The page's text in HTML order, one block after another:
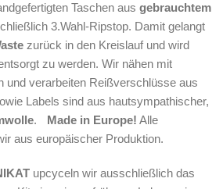
Taschen aus gebrauchtem
3.Wahl-Ripstop. Damit gelangt
zurück in den Kreislauf und wird
zu werden. Wir nähen mit
und verarbeiten Reißverschlüsse aus
Labels sind aus hautsympathischer,
. Made in Europe! Alle
aus europäischer Produktion.
upcyceln wir ausschließlich das